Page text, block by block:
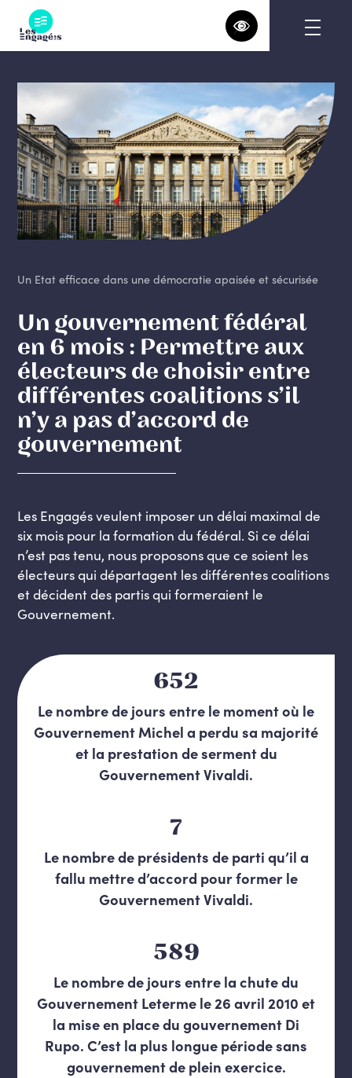
content
Un Etat efficace dans une démocratie apaisée et sécurisée
Un gouvernement fédéral
en 6 mois : Permettre aux
électeurs de choisir entre
différentes coalitions s’il
n’y a pas d’accord de
gouvernement
Les Engagés veulent imposer un délai maximal de
six mois pour la formation du fédéral. Si ce délai
n’est pas tenu, nous proposons que ce soient les
électeurs qui départagent les différentes coalitions
et décident des partis qui formeraient le
Gouvernement.
652
Le nombre de jours entre le moment où le
Gouvernement Michel a perdu sa majorité
et la prestation de serment du
Gouvernement Vivaldi.
7
Le nombre de présidents de parti qu’il a
fallu mettre d’accord pour former le
Gouvernement Vivaldi.
589
Le nombre de jours entre la chute du
Gouvernement Leterme le 26 avril 2010 et
la mise en place du gouvernement Di
Rupo. C’est la plus longue période sans
gouvernement de plein exercice.